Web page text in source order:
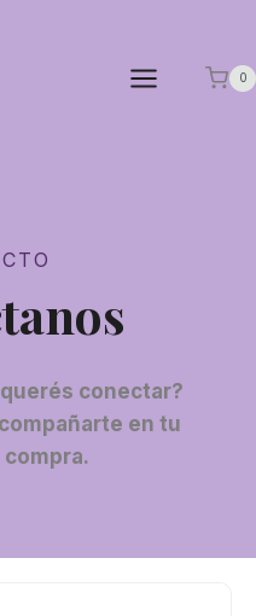
0
conectar?
en tu